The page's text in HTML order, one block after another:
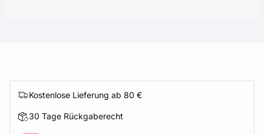
Kostenlose Lieferung ab 80 €
30 Tage Rückgaberecht